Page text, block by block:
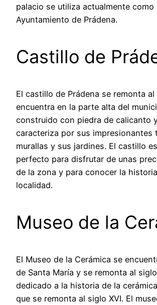
palacio se utiliza actualmente como
Ayuntamiento de Prádena.
Castillo de
El castillo de Prádena se remonta
encuentra en la parte alta del
construido con piedra de calicanto
caracteriza por sus impresionantes
murallas y sus jardines. El castillo
perfecto para disfrutar de unas
de la zona y para conocer la
localidad.
Museo de la
El Museo de la Cerámica se
de Santa María y se remonta al
dedicado a la historia de la
que se remonta al siglo XVI. El